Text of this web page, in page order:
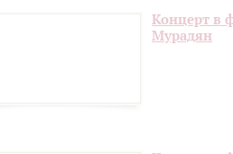
Концерт в
Мурадян